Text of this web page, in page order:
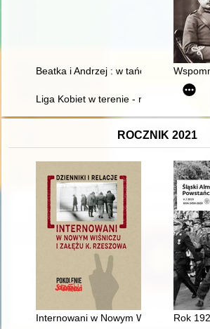
Beatka i Andrzej : w tańcu razem
Liga Kobiet w terenie - recenzja]
ROCZNIK 2021
Internowani w Nowym Wiśniczu iRok